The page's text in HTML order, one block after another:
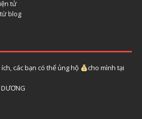
tử
blog
các bạn có thể ủng hộ
cho mình tại